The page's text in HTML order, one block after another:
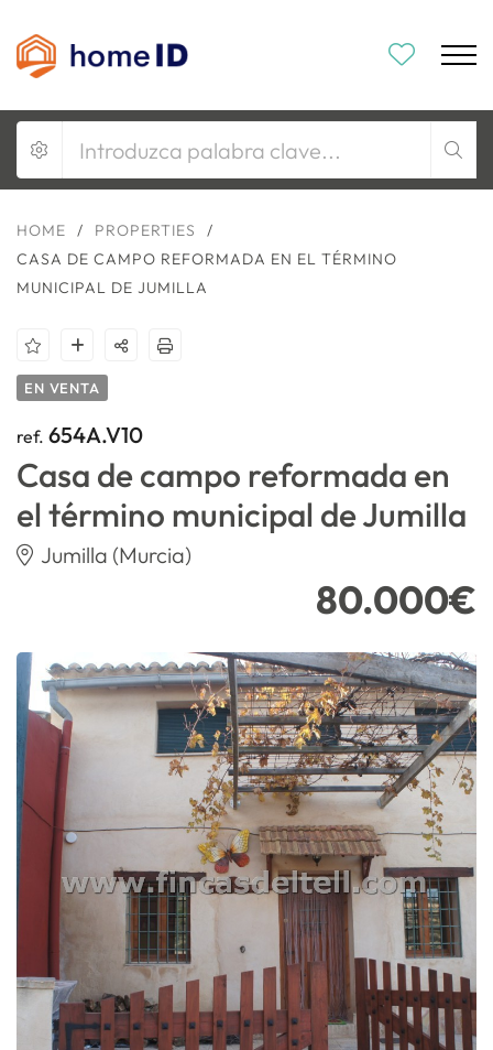
HOME / PROPERTIES
/
CASA DE CAMPO REFORMADA EN EL TÉRMINO
MUNICIPAL DE JUMILLA
EN VENTA
ref. 654A.V10
Casa de campo reformada en
el término municipal de Jumilla
Jumilla (Murcia)
80.000€